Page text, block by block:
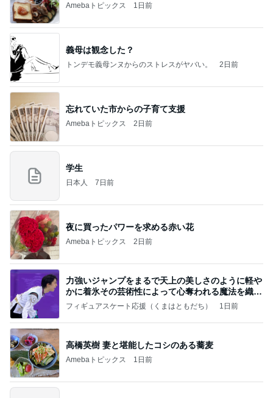
Amebaトピックス 1日前
義母は観念した？
トンデモ義母ンヌからのストレスがヤバい。 2日前
忘れていた市からの子育て支援
Amebaトピックス 2日前
学生
日本人 7日前
夜に買ったパワーを求める赤い花
Amebaトピックス 2日前
力強いジャンプをまるで天上の美しさのように軽や
かに着氷その芸術性によって心奪われる魔法を織り
なす
フィギュアスケート応援（くまはともだち） 1日前
高橋英樹 妻と堪能したコシのある蕎麦
Amebaトピックス 1日前